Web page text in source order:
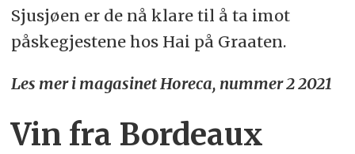
Sjusjøen er de nå klare til å ta imot
påskegjestene hos Hai på Graaten.
Les mer i magasinet Horeca, nummer 2 2021
Vin fra Bordeaux